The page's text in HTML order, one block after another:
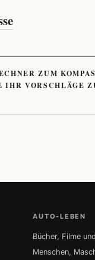
ZUM
IHR VORSCHLÄGE
AUTO-LEBEN
Bücher, Filme
Menschen,